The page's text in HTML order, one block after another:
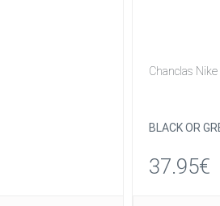
Chanclas
BLACK OR
37.95€